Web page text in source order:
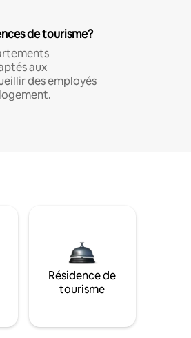
de tourisme?
aux
des employés
Résidence de
tourisme